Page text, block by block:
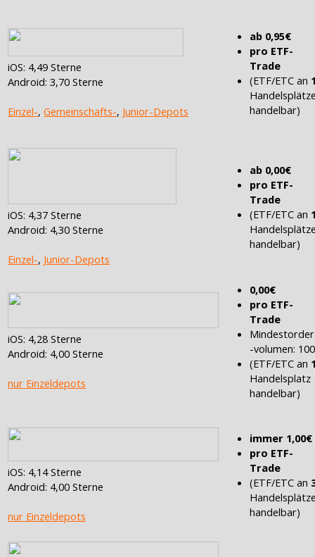
iOS: 4,49 Sterne
Android: 3,70 Sterne
Einzel-, Gemeinschafts-, Junior-Depots
ab 0,95€
pro ETF-
Trade
(ETF/ETC an
handelbar)
iOS: 4,37 Sterne
Android: 4,30 Sterne
Einzel-, Junior-Depots
ab 0,00€
pro ETF-
Trade
(ETF/ETC an
handelbar)
iOS: 4,28 Sterne
Android: 4,00 Sterne
nur Einzeldepots
0,00€
pro ETF-
Trade
Mindestorder
-volumen:
(ETF/ETC an
Handelsplatz
handelbar)
iOS: 4,14 Sterne
Android: 4,00 Sterne
nur Einzeldepots
immer 1,00€
pro ETF-
Trade
(ETF/ETC an
handelbar)